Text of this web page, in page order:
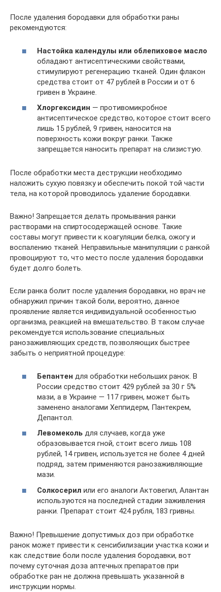
После удаления бородавки для обработки раны
рекомендуются:
Настойка календулы или облепиховое масло
обладают антисептическими свойствами,
стимулируют регенерацию тканей. Один флакон
средства стоит от 47 рублей в России и от 6
гривен в Украине.
Хлоргексидин — противомикробное
антисептическое средство, которое стоит всего
лишь 15 рублей, 9 гривен, наносится на
поверхность кожи вокруг ранки. Также
запрещается наносить препарат на слизистую.
После обработки места деструкции необходимо
наложить сухую повязку и обеспечить покой той части
тела, на которой проводилось удаление бородавки.
Важно! Запрещается делать промывания ранки
растворами на спиртосодержащей основе. Такие
составы могут привести к коагуляции белка, ожогу и
воспалению тканей. Неправильные манипуляции с ранкой
провоцируют то, что место после удаления бородавки
будет долго болеть.
Если ранка болит после удаления бородавки, но врач не
обнаружил причин такой боли, вероятно, данное
проявление является индивидуальной особенностью
организма, реакцией на вмешательство. В таком случае
рекомендуется использование специальных
ранозаживляющих средств, позволяющих быстрее
забыть о неприятной процедуре:
Бепантен для обработки небольших ранок. В
России средство стоит 429 рублей за 30 г 5%
мази, а в Украине — 117 гривен, может быть
заменено аналогами Хеппидерм, Пантекрем,
Депантол.
Левомеколь для случаев, когда уже
образовывается гной, стоит всего лишь 108
рублей, 14 гривен, используется не более 4 дней
подряд, затем применяются ранозаживляющие
мази.
Солкосерил или его аналоги Актовегил, Алантан
используются на последней стадии заживления
ранки. Препарат стоит 424 рубля, 183 гривны.
Важно! Превышение допустимых доз при обработке
ранок может привести к сенсибилизации участка кожи и
как следствие боли после удаления бородавки, вот
почему суточная доза аптечных препаратов при
обработке ран не должна превышать указанной в
инструкции нормы.